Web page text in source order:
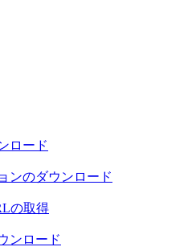
ロード
ンのダウンロード
の取得
ンロード